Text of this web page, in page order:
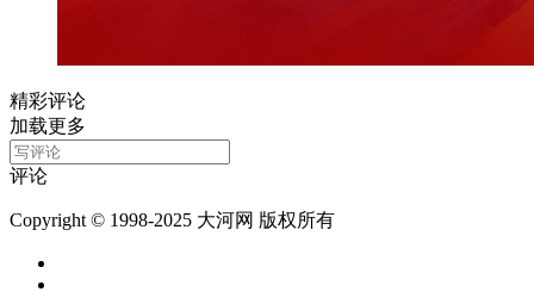
精彩评论
加载更多
评论
Copyright © 1998-2025 大河网 版权所有